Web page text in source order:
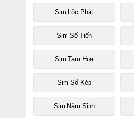
Sim Lộc Phát
Sim Số Tiến
Sim Tam Hoa
Sim Số Kép
Sim Năm Sinh